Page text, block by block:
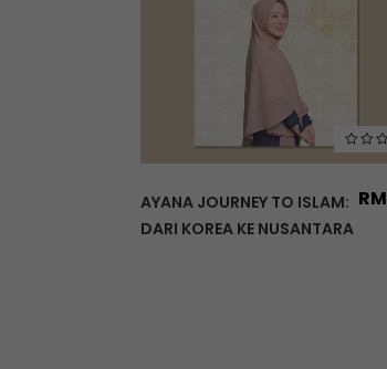
AYANA JOURNEY TO ISLAM:
DARI KOREA KE NUSANTARA
RM